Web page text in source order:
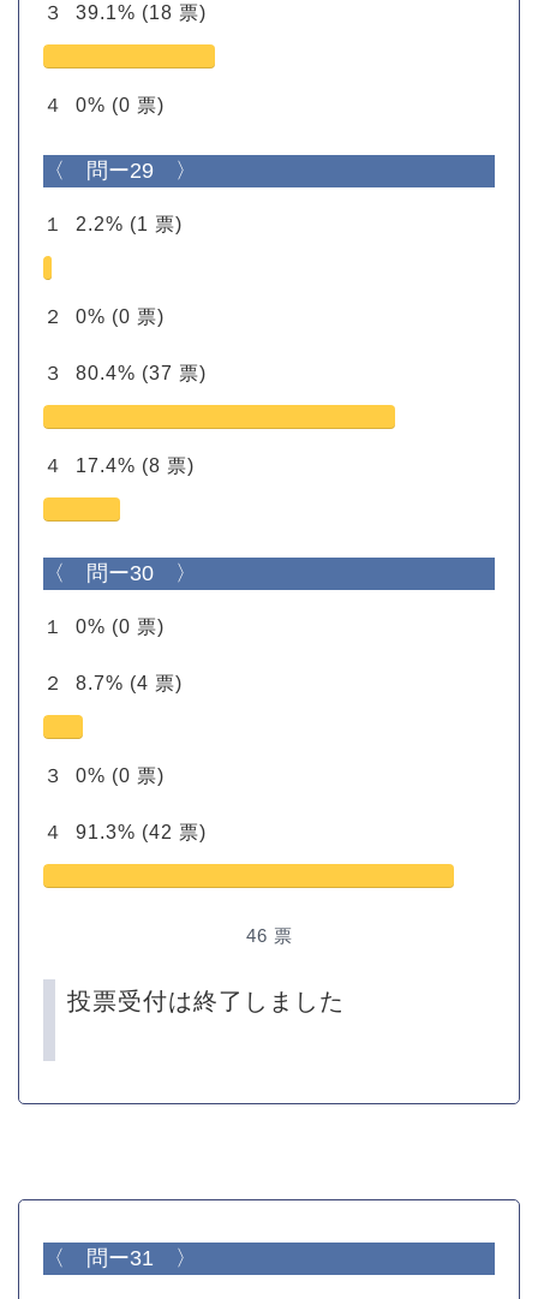
３ 39.1% (18 票)
４ 0% (0 票)
〈 問ー29 〉
１ 2.2% (1 票)
２ 0% (0 票)
３ 80.4% (37 票)
４ 17.4% (8 票)
〈 問ー30 〉
１ 0% (0 票)
２ 8.7% (4 票)
３ 0% (0 票)
４ 91.3% (42 票)
46 票
投票受付は終了しました
〈 問ー31 〉